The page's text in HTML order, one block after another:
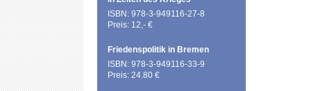
ISBN: 978-3-949116-27-8
Preis: 12,- €
Friedenspolitik in Bremen
ISBN: 978-3-949116-33-9
Preis: 24.80 €